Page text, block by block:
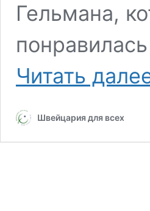
Гельмана,
Читать
Швейцария для всех